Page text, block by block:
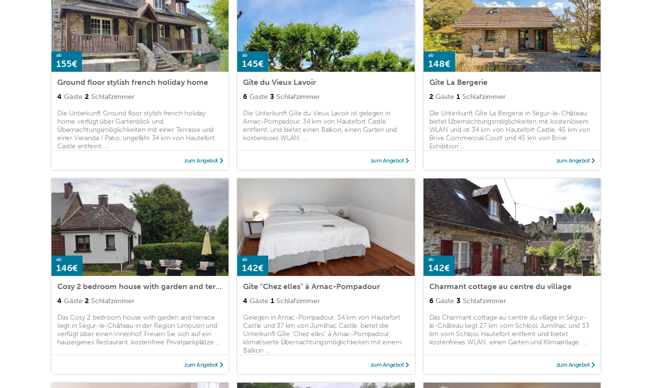
ab
155€
Ground floor stylish french holiday home
4 Gäste 2 Schlafzimmer
Die Unterkunft Ground floor stylish french holiday
home verfügt über Gartenblick und
Übernachtungsmöglichkeiten mit einer Terrasse und
einer Veranda / Patio, ungefähr 34 km von Hautefort
Castle entfernt. ...
zum Angebot
ab
145€
Gîte du Vieux Lavoir
6 Gäste 3 Schlafzimmer
Die Unterkunft Gîte du Vieux Lavoir ist gelegen in
Arnac-Pompadour, 34 km von Hautefort Castle
entfernt, und bietet einen Balkon, einen Garten und
kostenloses WLAN. ...
zum Angebot
ab
148€
Gîte La Bergerie
2 Gäste 1 Schlafzimmer
Die Unterkunft Gîte La Bergerie in Ségur-le-Château
bietet Übernachtungsmöglichkeiten mit kostenlosem
WLAN und ist 34 km von Hautefort Castle, 45 km von
Brive Commercial Court und 45 km von Brive
Exhibition ...
zum Angebot
ab
146€
Cosy 2 bedroom house with garden and terrace
4 Gäste 2 Schlafzimmer
Das Cosy 2 bedroom house with garden and terrace
liegt in Ségur-le-Château in der Region Limousin und
verfügt über einen Innenhof. Freuen Sie sich auf ein
hauseigenes Restaurant, kostenfreie Privatparkplätze ...
zum Angebot
ab
142€
Gîte "Chez elles" à Arnac-Pompadour
4 Gäste 1 Schlafzimmer
Gelegen in Arnac-Pompadour, 34 km von Hautefort
Castle und 37 km von Jumilhac Castle, bietet die
Unterkunft Gîte "Chez elles" à Arnac-Pompadour
klimatisierte Übernachtungsmöglichkeiten mit einem
Balkon ...
zum Angebot
ab
142€
Charmant cottage au centre du village
6 Gäste 3 Schlafzimmer
Das Charmant cottage au centre du village in Ségur-
le-Château liegt 27 km vom Schloss Jumilhac und 33
km vom Schloss Hautefort entfernt und bietet
kostenfreies WLAN, einen Garten und Klimaanlage. ...
zum Angebot